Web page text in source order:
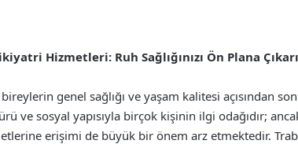
Hizmetleri: Ruh Sağlığınızı Ön Plana
bireylerin genel sağlığı ve yaşam kalitesi açısından
ve sosyal yapısıyla birçok kişinin ilgi odağıdır;
erişimi de büyük bir önem arz etmektedir.